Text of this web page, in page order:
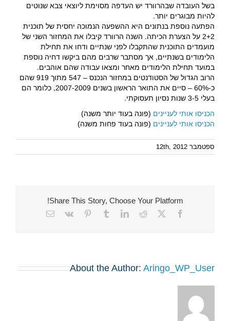
בשל העובדה שבהרוורד יש העדפה מסוימת ליוצאי צבא שנוטים
להיות מבוגרים יותר.
הפתעה נוספת בנתונים היא ההשפעה הנמוכה יחסית של תוכנית
2+2 על הצערת הכיתה. השנה הרוורד קיבלו את המחזור השני של
מועמדים התוכנית שהתקבלו לפני שנתיים ודחו את תחילת
הלימודים בשנתיים, אך מסתבר שרבים מהם ביקשו דחיה נוספת
במועד תחילת הלימודים מאחר ומצאו עבודה שהם אוהבים.
הרוב הגדול של הסטודנטים במחזור הנכנס – 547 מתוך 919 שהם
כ-60% – סיים את התואר הראשון בשנים 2007-2009, כלומר הם
בעלי 3-5 שנות נסיון תעסוקתי.
הכניסו אותי לעניינים (פונה בעוד יותר משנה)
הכניסו אותי לעניינים (פונה בעוד פחות משנה)
ספטמבר 12th, 2012
Share This Story, Choose Your Platform!
Facebook
X
Reddit
LinkedIn
Tumblr
Pinterest
Vk
Email
About the Author: Aringo_WP_User